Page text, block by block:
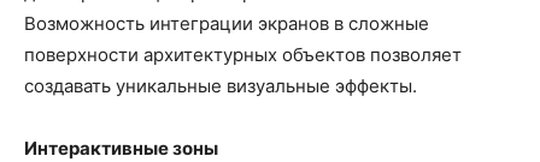
Возможность интеграции экранов в сложные
поверхности архитектурных объектов позволяет
создавать уникальные визуальные эффекты.
Интерактивные зоны